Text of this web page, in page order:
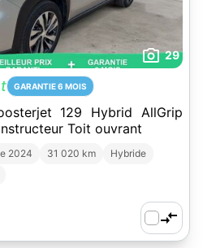
29
GARANTIE 6 MOIS
129 Hybrid AllGrip
Toit ouvrant
2024 31 020 km
Hybride